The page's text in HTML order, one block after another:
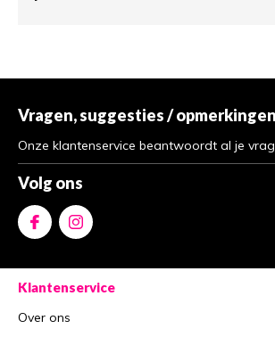
Vragen, suggesties /
Onze klantenservice beantwoordt al je
Volg ons
Klantenservice
Over ons